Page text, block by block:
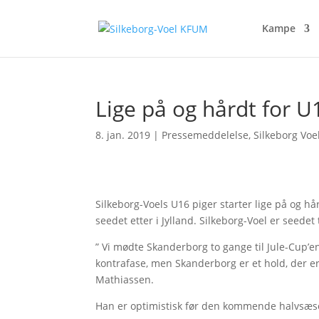
Kampe
Lige på og hårdt for
8. jan. 2019 | Pressemeddelelse,Silkeborg
Silkeborg-Voels U16 piger starter lige på og
seedet etter i Jylland. Silkeborg-Voel er
” Vi mødte Skanderborg to gange til Jule-
kontrafase, men Skanderborg er et hold, der
Mathiassen.
Han er optimistisk før den kommende